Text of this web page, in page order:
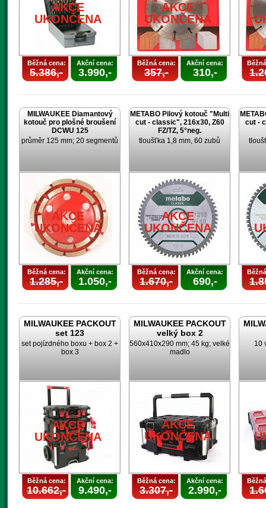
AKCE
UKONČENA
Běžná cena:
5.386,-
Akční cena:
3.990,-
AKCE
UKONČENA
Běžná cena:
357,-
Akční cena:
310,-
MILWAUKEE Diamantový
kotouč pro plošné broušení
DCWU 125
průměr 125 mm; 20 segmentů
AKCE
UKONČENA
Běžná cena:
1.285,-
Akční cena:
1.050,-
METABO Pilový kotouč "Multi
cut - classic", 216x30, Z60
FZ/TZ, 5°neg.
tloušťka 1,8 mm, 60 zubů
AKCE
UKONČENA
Běžná cena:
1.670,-
Akční cena:
690,-
cut -
MILWAUKEE PACKOUT
set 123
set pojízdného boxu + box 2 +
box 3
AKCE
UKONČENA
Běžná cena:
10.662,-
Akční cena:
9.490,-
MILWAUKEE PACKOUT
velký box 2
560x410x290 mm; 45 kg; velké
madlo
AKCE
UKONČENA
Běžná cena:
3.307,-
Akční cena:
2.990,-
10